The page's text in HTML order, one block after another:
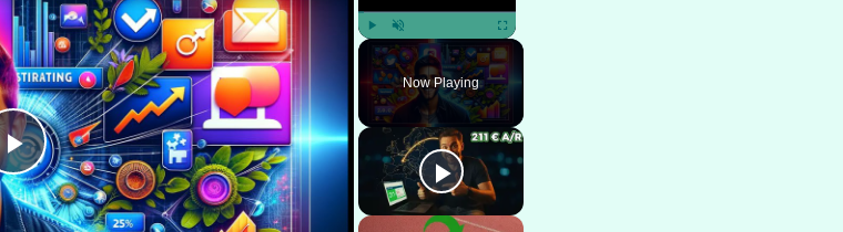
Play Unmute Fullscreen
Now Playing
P